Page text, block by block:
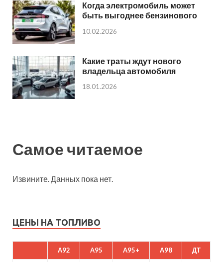
Когда электромобиль может
быть выгоднее бензинового
10.02.2026
Какие траты ждут нового
владельца автомобиля
18.01.2026
Самое читаемое
Извините. Данных пока нет.
ЦЕНЫ НА ТОПЛИВО
A92 A95 A95+ A98 ДТ